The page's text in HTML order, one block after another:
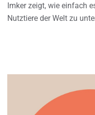
Imker zeigt, wie einfach
Nutztiere der Welt zu